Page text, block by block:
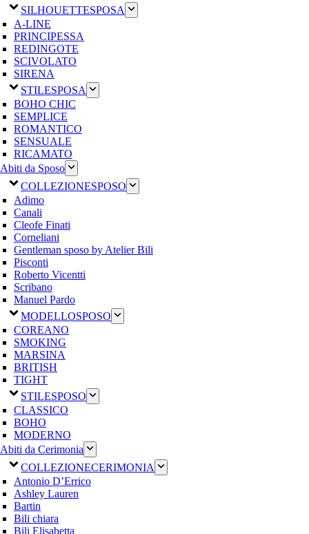
SILHOUETTESPOSA
A-LINE
PRINCIPESSA
REDINGOTE
SCIVOLATO
SIRENA
STILESPOSA
BOHO CHIC
SEMPLICE
ROMANTICO
SENSUALE
RICAMATO
Abiti da Sposo
COLLEZIONESPOSO
Adimo
Canali
Cleofe Finati
Corneliani
Gentleman sposo by Atelier Bili
Pisconti
Roberto Vicentti
Scribano
Manuel Pardo
MODELLOSPOSO
COREANO
SMOKING
MARSINA
BRITISH
TIGHT
STILESPOSO
CLASSICO
BOHO
MODERNO
Abiti da Cerimonia
COLLEZIONECERIMONIA
Antonio D’Errico
Ashley Lauren
Bartin
Bili chiara
Bili Elisabetta